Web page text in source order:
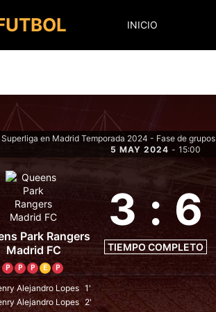
INICIO
Superliga en Madrid Temporada 2024 - Fase de grupos
5 MAY 2024 - 15:00
Park Rangers
Madrid FC
P P P E P
3 : 6
TIEMPO COMPLETO
Alejandro Lopes 1'
Alejandro Lopes 2'